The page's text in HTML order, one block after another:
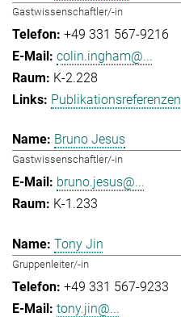
Gastwissenschaftler/-in
+49 331 567-9216
colin.ingham@...
K-2.228
Publikationsreferenzen
Bruno Jesus
Gastwissenschaftler/-in
bruno.jesus@...
K-1.233
Tony Jin
Gruppenleiter/-in
+49 331 567-9233
tony.jin@...